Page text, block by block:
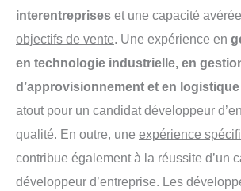
interentreprises et une capacité
objectifs de vente. Une expérience en
en technologie industrielle, en
d’approvisionnement et en logistique
atout pour un candidat développeur
qualité. En outre, une expérience
contribue également à la réussite d’un
développeur d’entreprise. Les